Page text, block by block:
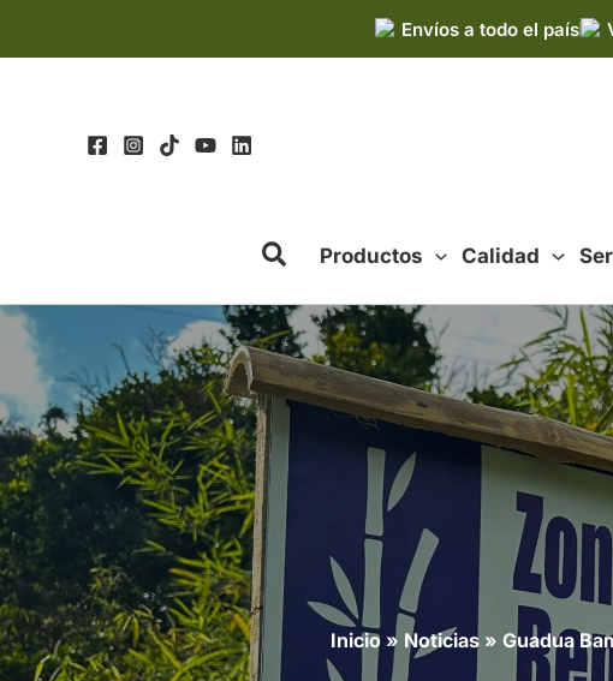
Envíos a todo el país
Productos Calidad
Inicio» Noticias» Guadua